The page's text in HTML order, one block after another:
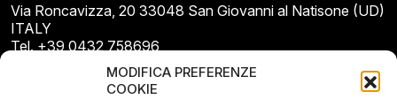
MODIFICA PREFERENZE
COOKIE
Via Roncavizza, 20 33048 San Giovanni al Natisone (UD)
ITALY
Tel. +39 0432 758696
E-mail: info@gecopan.it
E-mail PEC: gecopan@pec.it
P.I. E C.F. 02487660306